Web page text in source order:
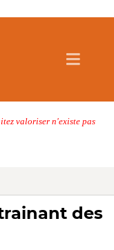
valoriser n'existe pas
des